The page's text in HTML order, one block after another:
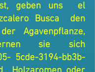
geben uns el
Busca den
Agavenpflanze,
sie sich
5cde-3194-bb3b-